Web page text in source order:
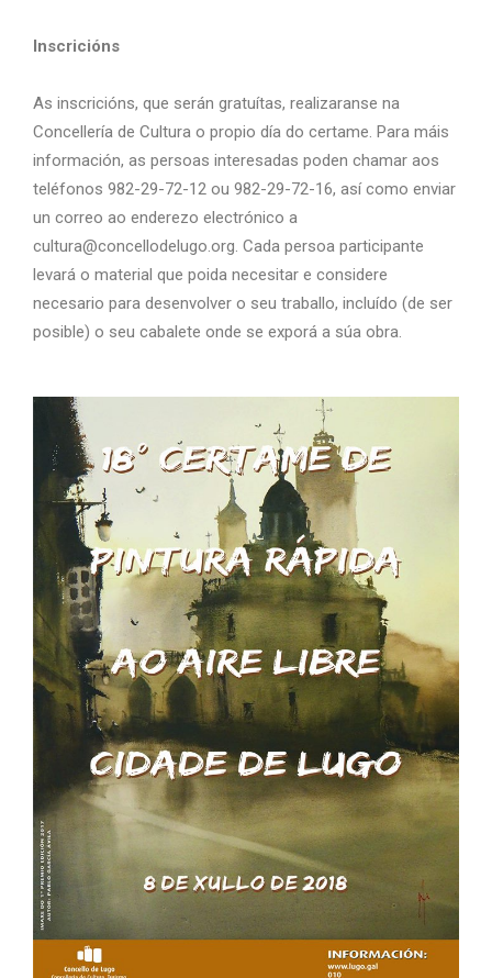
Inscricións
As inscricións, que serán gratuítas, realizaranse na
Concellería de Cultura o propio día do certame. Para máis
información, as persoas interesadas poden chamar aos
teléfonos 982-29-72-12 ou 982-29-72-16, así como enviar
un correo ao enderezo electrónico a
cultura@concellodelugo.org. Cada persoa participante
levará o material que poida necesitar e considere
necesario para desenvolver o seu traballo, incluído (de ser
posible) o seu cabalete onde se exporá a súa obra.